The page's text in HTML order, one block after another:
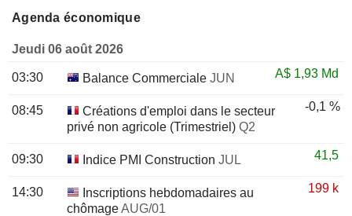
Agenda économique
Jeudi 06 août 2026
03:30 Balance Commerciale JUN A$ 1,93 Md
08:45
Créations d'emploi dans le secteur
privé non agricole (Trimestriel) Q2
-0,1 %
09:30 Indice PMI Construction JUL 41,5
14:30
Inscriptions hebdomadaires au
chômageAUG/01
199 k